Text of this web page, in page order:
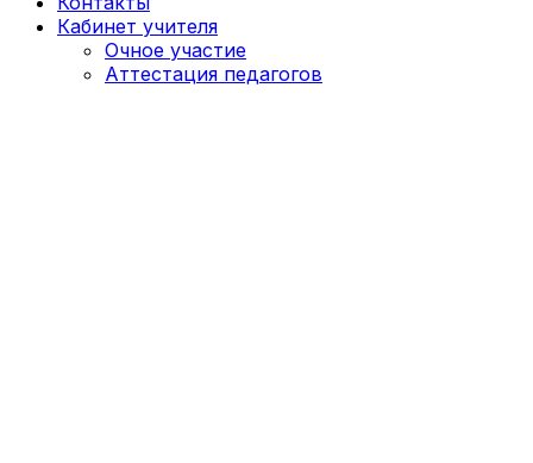
Кабинет учителя
Очное участие
Аттестация педагогов